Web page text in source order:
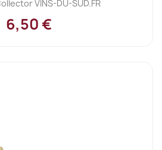
VINS-DU-SUD.FR
6,50 €